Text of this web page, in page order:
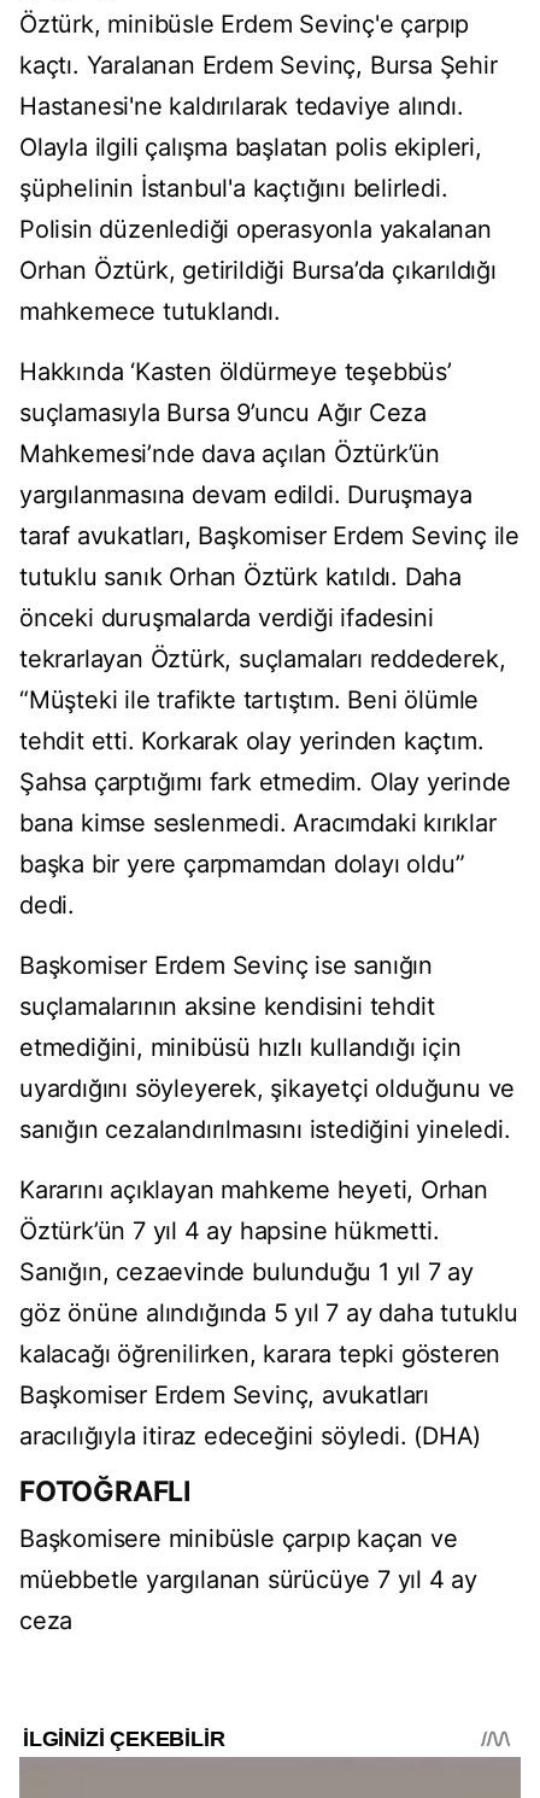
Öztürk, minibüsle Erdem Sevinç'e çarpıp
kaçtı. Yaralanan Erdem Sevinç, Bursa Şehir
Hastanesi'ne kaldırılarak tedaviye alındı.
Olayla ilgili çalışma başlatan polis ekipleri,
şüphelinin İstanbul'a kaçtığını belirledi.
Polisin düzenlediği operasyonla yakalanan
Orhan Öztürk, getirildiği Bursa’da çıkarıldığı
mahkemece tutuklandı.
Hakkında ‘Kasten öldürmeye teşebbüs’
suçlamasıyla Bursa 9’uncu Ağır Ceza
Mahkemesi’nde dava açılan Öztürk’ün
yargılanmasına devam edildi. Duruşmaya
taraf avukatları, Başkomiser Erdem Sevinç ile
tutuklu sanık Orhan Öztürk katıldı. Daha
önceki duruşmalarda verdiği ifadesini
tekrarlayan Öztürk, suçlamaları reddederek,
“Müşteki ile trafikte tartıştım. Beni ölümle
tehdit etti. Korkarak olay yerinden kaçtım.
Şahsa çarptığımı fark etmedim. Olay yerinde
bana kimse seslenmedi. Aracımdaki kırıklar
başka bir yere çarpmamdan dolayı oldu”
dedi.
Başkomiser Erdem Sevinç ise sanığın
suçlamalarının aksine kendisini tehdit
etmediğini, minibüsü hızlı kullandığı için
uyardığını söyleyerek, şikayetçi olduğunu ve
sanığın cezalandırılmasını istediğini yineledi.
Kararını açıklayan mahkeme heyeti, Orhan
Öztürk’ün 7 yıl 4 ay hapsine hükmetti.
Sanığın, cezaevinde bulunduğu 1 yıl 7 ay
göz önüne alındığında 5 yıl 7 ay daha tutuklu
kalacağı öğrenilirken, karara tepki gösteren
Başkomiser Erdem Sevinç, avukatları
aracılığıyla itiraz edeceğini söyledi. (DHA)
FOTOĞRAFLI
Başkomisere minibüsle çarpıp kaçan ve
müebbetle yargılanan sürücüye 7 yıl 4 ay
ceza